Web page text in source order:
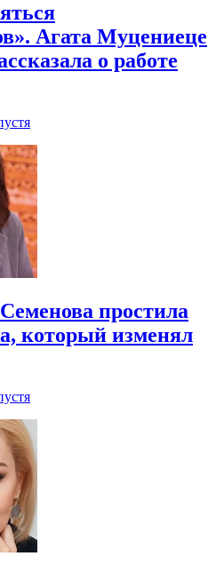
Агата Муцениеце
о работе
простила
который изменял